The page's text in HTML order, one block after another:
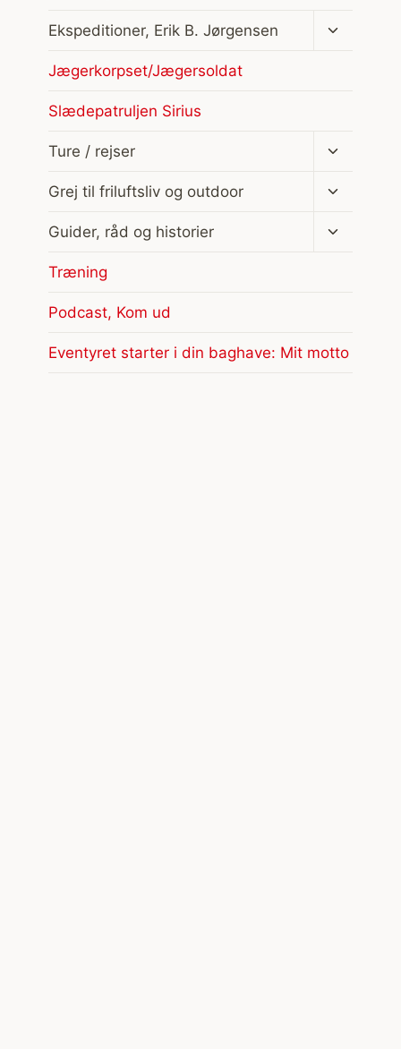
Ekspeditioner, Erik B. Jørgensen
Skift
Jægerkorpset/Jægersoldat
Slædepatruljen Sirius
Ture / rejser
Skift
Grej til friluftsliv og outdoor
Skift
Guider, råd og historier
Skift
Træning
Podcast, Kom ud
Eventyret starter i din baghave: Mit motto